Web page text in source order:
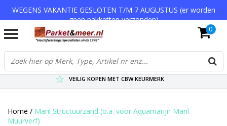
WEGENS VAKANTIE GESLOTEN T/M 7 AUGUSTUS (er worden
geen pakketten verzonden)
VERZENDKOSTEN € 7,95 (GRATIS VA €75,-)
SCHERPSTE PRIJZEN TOT WEL 75% KORTING !
VEILIG KOPEN MET CBW KEURMERK
0
Home / Maril Structuurzand (o.a. voor Aquamarijn Maril
Muurverf)